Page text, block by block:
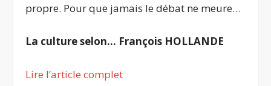
propre. Pour que jamais le débat ne meure…
La culture selon… François HOLLANDE
Lire l’article complet